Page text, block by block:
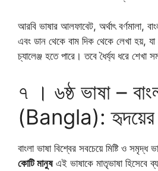
আরবি ভাষার আলফাবেট, অর্থাৎ বর্ণমালা,
এবং ডান থেকে বাম দিক থেকে লেখা হয়,
চ্যালেঞ্জ হতে পারে। তবে ধৈর্য্য ধরে শেখা
৭ । ৬ষ্ঠ ভাষা –
(Bangla): হৃদয়ের
বাংলা ভাষা বিশ্বের সবচেয়ে মিষ্টি ও
কোটি মানুষএই ভাষাকে মাতৃভাষা হিসেবে